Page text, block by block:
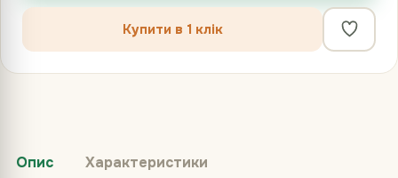
Купити в 1 клік
Опис Характеристики